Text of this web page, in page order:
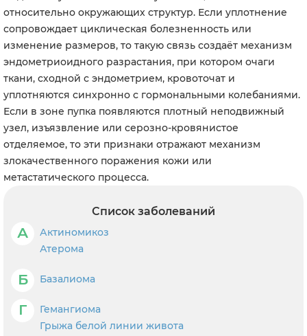
относительно окружающих структур. Если уплотнение
сопровождает циклическая болезненность или
изменение размеров, то такую связь создаёт механизм
эндометриоидного разрастания, при котором очаги
ткани, сходной с эндометрием, кровоточат и
уплотняются синхронно с гормональными колебаниями.
Если в зоне пупка появляются плотный неподвижный
узел, изъязвление или серозно-кровянистое
отделяемое, то эти признаки отражают механизм
злокачественного поражения кожи или
метастатического процесса.
Список заболеваний
А
Актиномикоз
Атерома
Б Базалиома
Г
Гемангиома
Грыжа белой линии живота